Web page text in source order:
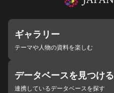
ギャラリー
テーマや人物の資料を楽しむ
データベースを見つける
連携しているデータベースを探す